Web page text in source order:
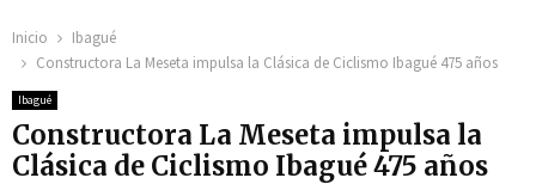
Inicio
Ibagué
Constructora La Meseta impulsa la Clásica de Ciclismo Ibagué 475 años
Ibagué
Constructora La Meseta impulsa la
Clásica de Ciclismo Ibagué 475 años